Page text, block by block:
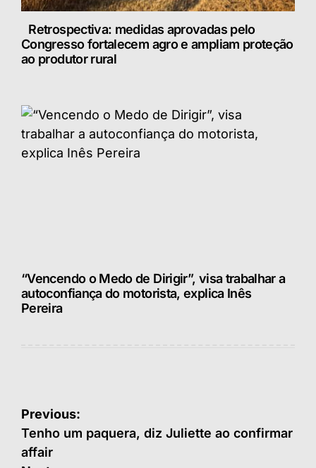
Retrospectiva: medidas aprovadas pelo
Congresso fortalecem agro e ampliam proteção
ao produtor rural
“Vencendo o Medo de Dirigir”, visa trabalhar a
autoconfiança do motorista, explica Inês
Pereira
Navegação
de
Post
Previous:
Tenho um paquera, diz Juliette ao confirmar
affair